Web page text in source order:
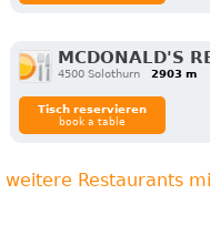
MCDONALD'S
4500 Solothurn 2903 m
Tisch reservieren
book a table
weitere Restaurants